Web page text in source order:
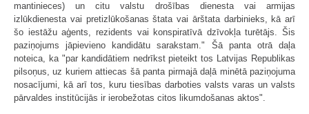
mantinieces) un citu valstu drošības dienesta vai armijas
izlūkdienesta vai pretizlūkošanas štata vai ārštata darbinieks, kā arī
šo iestāžu aģents, rezidents vai konspiratīvā dzīvokļa turētājs. Šis
paziņojums jāpievieno kandidātu sarakstam." Šā panta otrā daļa
noteica, ka "par kandidātiem nedrīkst pieteikt tos Latvijas Republikas
pilsoņus, uz kuriem attiecas šā panta pirmajā daļā minētā paziņojuma
nosacījumi, kā arī tos, kuru tiesības darboties valsts varas un valsts
pārvaldes institūcijās ir ierobežotas citos likumdošanas aktos".